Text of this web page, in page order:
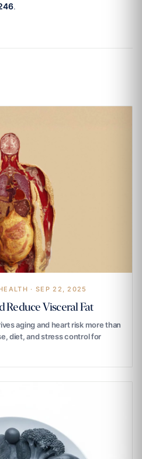
.
· SEP 22, 2025
Visceral Fat
aging and heart risk more than
diet, and stress control for